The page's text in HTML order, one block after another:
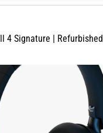
4 Signature | Refurbished